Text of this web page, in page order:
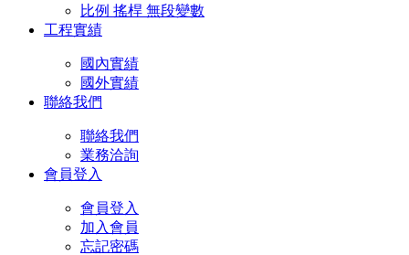
比例 搖桿 無段變數
工程實績
國內實績
國外實績
聯絡我們
聯絡我們
業務洽詢
會員登入
會員登入
加入會員
忘記密碼